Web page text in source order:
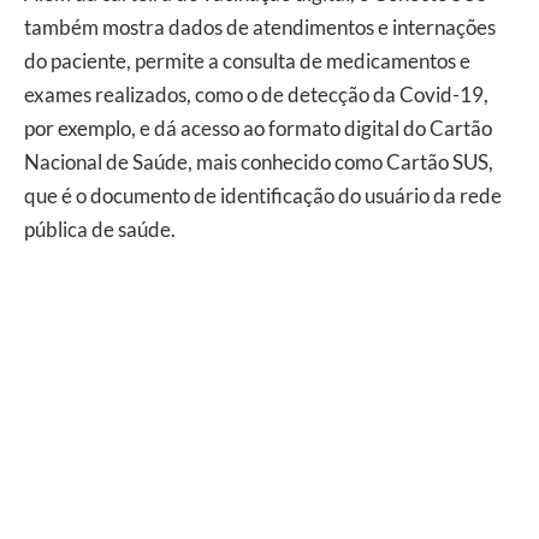
também mostra dados de atendimentos e internações
do paciente, permite a consulta de medicamentos e
exames realizados, como o de detecção da Covid-19,
por exemplo, e dá acesso ao formato digital do Cartão
Nacional de Saúde, mais conhecido como Cartão SUS,
que é o documento de identificação do usuário da rede
pública de saúde.